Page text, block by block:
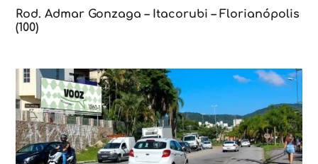
Rod. Admar Gonzaga – Itacorubi – Florianópolis
(100)